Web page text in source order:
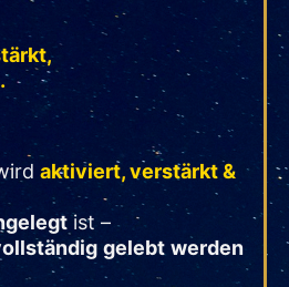
aktiviert, verstärkt &
ist –
gelebt werden